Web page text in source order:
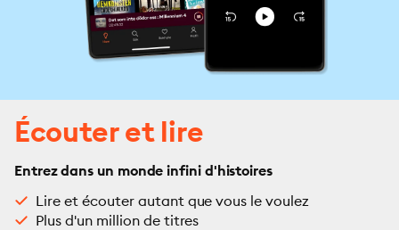
Écouter et lire
Entrez dans un monde infini d'histoires
Lire et écouter autant que vous le voulez
Plus d'un million de titres